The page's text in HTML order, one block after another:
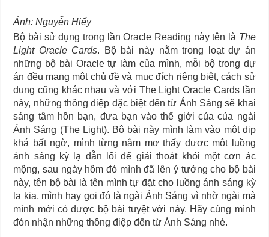
Ảnh: Nguyễn Hiếy
Bộ bài sử dụng trong lần Oracle Reading này tên là The
Light Oracle Cards. Bộ bài này nằm trong loạt dự án
những bộ bài Oracle tự làm của mình, mỗi bộ trong dự
án đều mang một chủ đề và mục đích riêng biệt, cách sử
dụng cũng khác nhau và với The Light Oracle Cards lần
này, những thông điệp đặc biệt đến từ Ánh Sáng sẽ khai
sáng tâm hồn bạn, đưa bạn vào thế giới của của ngài
Ánh Sáng (The Light). Bộ bài này mình làm vào một dịp
khá bất ngờ, mình từng nằm mơ thấy được một luồng
ánh sáng kỳ lạ dẫn lối để giải thoát khỏi một cơn ác
mộng, sau ngày hôm đó mình đã lên ý tưởng cho bộ bài
này, tên bộ bài là tên mình tự đặt cho luồng ánh sáng kỳ
lạ kia, mình hay gọi đó là ngài Ánh Sáng vì nhờ ngài mà
mình mới có được bộ bài tuyệt vời này. Hãy cùng mình
đón nhận những thông điệp đến từ Ánh Sáng nhé.